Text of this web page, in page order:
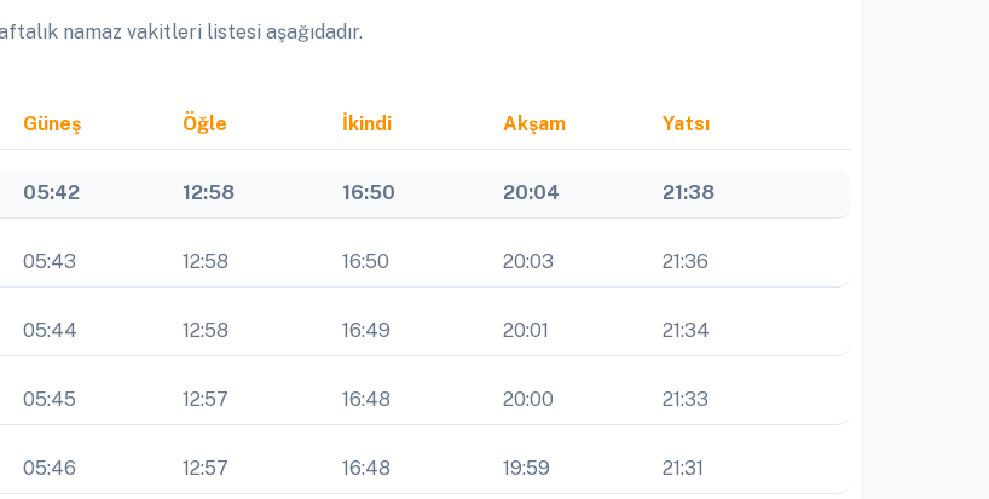
namaz vakitleri listesi aşağıdadır.
Güneş Öğle İkindi Akşam Yatsı
05:42 12:58 16:50 20:04 21:38
05:43 12:58 16:50 20:03 21:36
05:44 12:58 16:49 20:01 21:34
05:45 12:57 16:48 20:00 21:33
05:46 12:57 16:48 19:59 21:31